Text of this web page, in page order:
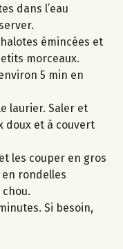
dans l’eau
émincées et
morceaux.
5 min en
laurier. Saler et
doux et à couvert
les couper en gros
rondelles
Si besoin,